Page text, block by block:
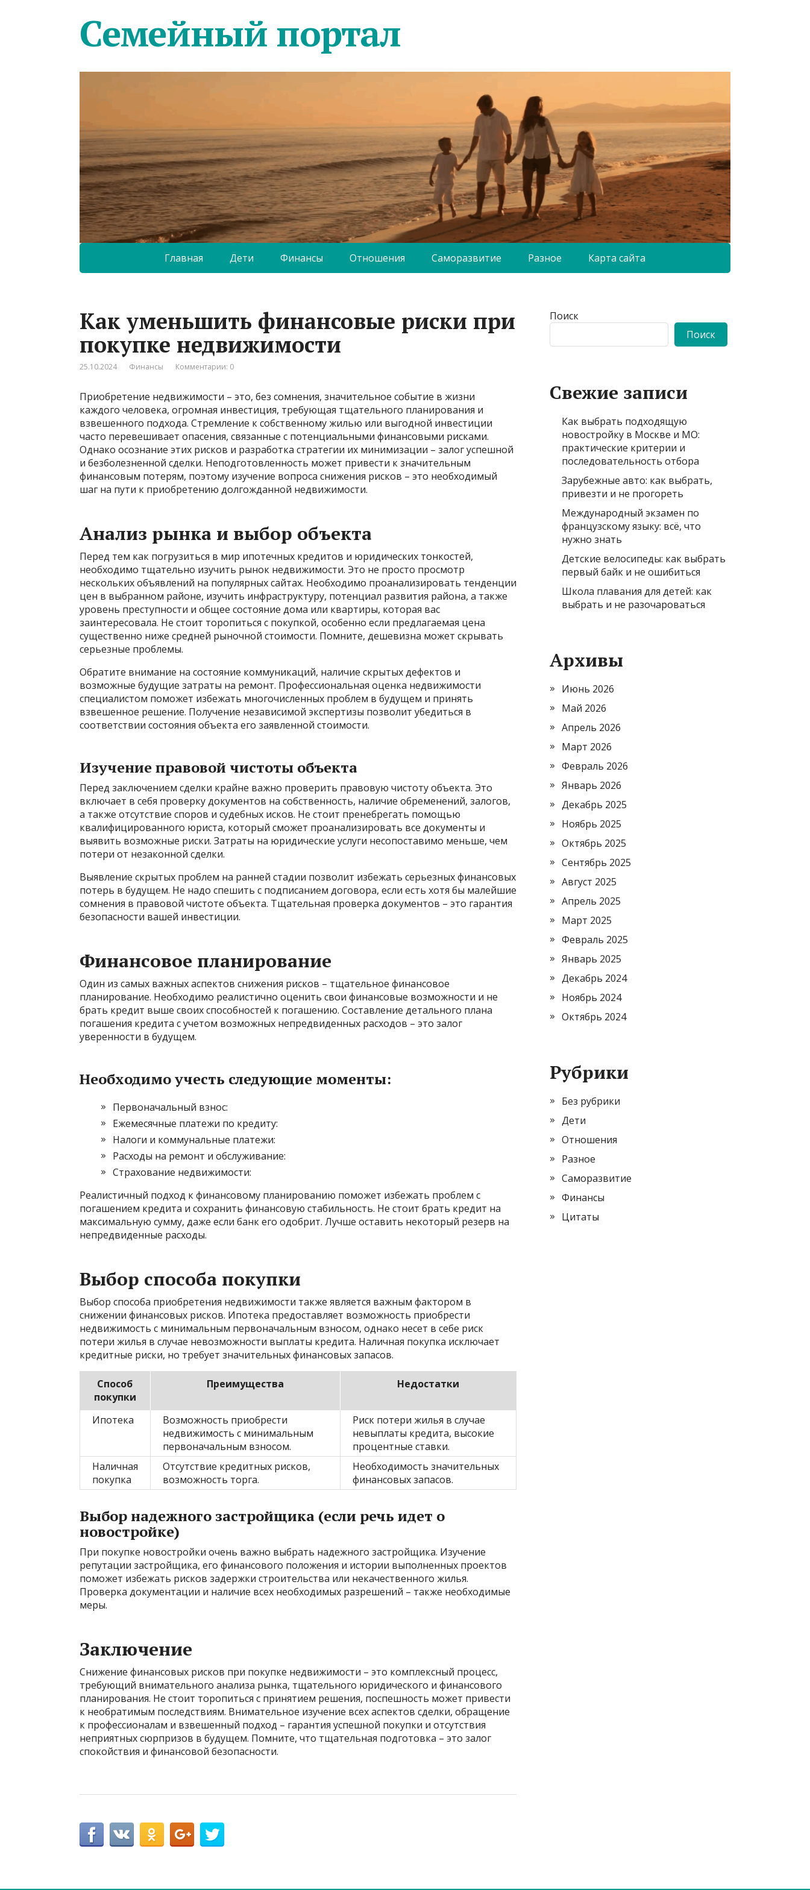
Семейный портал
Главная Дети Финансы Отношения Саморазвитие Разное Карта сайта
Как уменьшить финансовые риски при
покупке недвижимости
25.10.2024 Финансы Комментарии: 0
Приобретение недвижимости – это, без сомнения, значительное событие в жизни
каждого человека, огромная инвестиция, требующая тщательного планирования и
взвешенного подхода. Стремление к собственному жилью или выгодной инвестиции
часто перевешивает опасения, связанные с потенциальными финансовыми рисками.
Однако осознание этих рисков и разработка стратегии их минимизации – залог успешной
и безболезненной сделки. Неподготовленность может привести к значительным
финансовым потерям, поэтому изучение вопроса снижения рисков – это необходимый
шаг на пути к приобретению долгожданной недвижимости.
Анализ рынка и выбор объекта
Перед тем как погрузиться в мир ипотечных кредитов и юридических тонкостей,
необходимо тщательно изучить рынок недвижимости. Это не просто просмотр
нескольких объявлений на популярных сайтах. Необходимо проанализировать тенденции
цен в выбранном районе, изучить инфраструктуру, потенциал развития района, а также
уровень преступности и общее состояние дома или квартиры, которая вас
заинтересовала. Не стоит торопиться с покупкой, особенно если предлагаемая цена
существенно ниже средней рыночной стоимости. Помните, дешевизна может скрывать
серьезные проблемы.
Обратите внимание на состояние коммуникаций, наличие скрытых дефектов и
возможные будущие затраты на ремонт. Профессиональная оценка недвижимости
специалистом поможет избежать многочисленных проблем в будущем и принять
взвешенное решение. Получение независимой экспертизы позволит убедиться в
соответствии состояния объекта его заявленной стоимости.
Изучение правовой чистоты объекта
Перед заключением сделки крайне важно проверить правовую чистоту объекта. Это
включает в себя проверку документов на собственность, наличие обременений, залогов,
а также отсутствие споров и судебных исков. Не стоит пренебрегать помощью
квалифицированного юриста, который сможет проанализировать все документы и
выявить возможные риски. Затраты на юридические услуги несопоставимо меньше, чем
потери от незаконной сделки.
Выявление скрытых проблем на ранней стадии позволит избежать серьезных финансовых
потерь в будущем. Не надо спешить с подписанием договора, если есть хотя бы малейшие
сомнения в правовой чистоте объекта. Тщательная проверка документов – это гарантия
безопасности вашей инвестиции.
Финансовое планирование
Один из самых важных аспектов снижения рисков – тщательное финансовое
планирование. Необходимо реалистично оценить свои финансовые возможности и не
брать кредит выше своих способностей к погашению. Составление детального плана
погашения кредита с учетом возможных непредвиденных расходов – это залог
уверенности в будущем.
Необходимо учесть следующие моменты:
Первоначальный взнос:
Ежемесячные платежи по кредиту:
Налоги и коммунальные платежи:
Расходы на ремонт и обслуживание:
Страхование недвижимости:
Реалистичный подход к финансовому планированию поможет избежать проблем с
погашением кредита и сохранить финансовую стабильность. Не стоит брать кредит на
максимальную сумму, даже если банк его одобрит. Лучше оставить некоторый резерв на
непредвиденные расходы.
Выбор способа покупки
Выбор способа приобретения недвижимости также является важным фактором в
снижении финансовых рисков. Ипотека предоставляет возможность приобрести
недвижимость с минимальным первоначальным взносом, однако несет в себе риск
потери жилья в случае невозможности выплаты кредита. Наличная покупка исключает
кредитные риски, но требует значительных финансовых запасов.
Способ
покупки
Преимущества Недостатки
Ипотека
Возможность приобрести
недвижимость с минимальным
первоначальным взносом.
Риск потери жилья в случае
невыплаты кредита, высокие
процентные ставки.
Наличная
покупка
Отсутствие кредитных рисков,
возможность торга.
Необходимость значительных
финансовых запасов.
Выбор надежного застройщика (если речь идет о
новостройке)
При покупке новостройки очень важно выбрать надежного застройщика. Изучение
репутации застройщика, его финансового положения и истории выполненных проектов
поможет избежать рисков задержки строительства или некачественного жилья.
Проверка документации и наличие всех необходимых разрешений – также необходимые
меры.
Заключение
Снижение финансовых рисков при покупке недвижимости – это комплексный процесс,
требующий внимательного анализа рынка, тщательного юридического и финансового
планирования. Не стоит торопиться с принятием решения, поспешность может привести
к необратимым последствиям. Внимательное изучение всех аспектов сделки, обращение
к профессионалам и взвешенный подход – гарантия успешной покупки и отсутствия
неприятных сюрпризов в будущем. Помните, что тщательная подготовка – это залог
спокойствия и финансовой безопасности.
Поиск
Поиск
Свежие записи
Как выбрать подходящую
новостройку в Москве и МО:
практические критерии и
последовательность отбора
Зарубежные авто: как выбрать,
привезти и не прогореть
Международный экзамен по
французскому языку: всё, что
нужно знать
Детские велосипеды: как выбрать
первый байк и не ошибиться
Школа плавания для детей: как
выбрать и не разочароваться
Архивы
Июнь 2026
Май 2026
Апрель 2026
Март 2026
Февраль 2026
Январь 2026
Декабрь 2025
Ноябрь 2025
Октябрь 2025
Сентябрь 2025
Август 2025
Апрель 2025
Март 2025
Февраль 2025
Январь 2025
Декабрь 2024
Ноябрь 2024
Октябрь 2024
Рубрики
Без рубрики
Дети
Отношения
Разное
Саморазвитие
Финансы
Цитаты